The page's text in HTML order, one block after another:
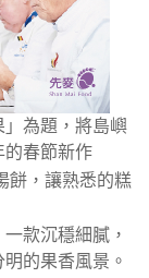
為題，將島嶼
的春節新作
餅，讓熟悉的糕
款沉穩細膩，
的果香風景。